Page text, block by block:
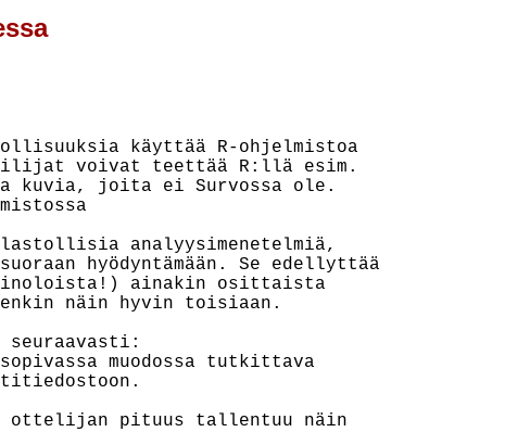
käyttää R-ohjelmistoa
voivat teettää R:llä esim.
joita ei Survossa ole.
analyysimenetelmiä,
hyödyntämään. Se edellyttää
ainakin osittaista
näin hyvin toisiaan.
muodossa tutkittava
ottelijan pituus tallentuu näin